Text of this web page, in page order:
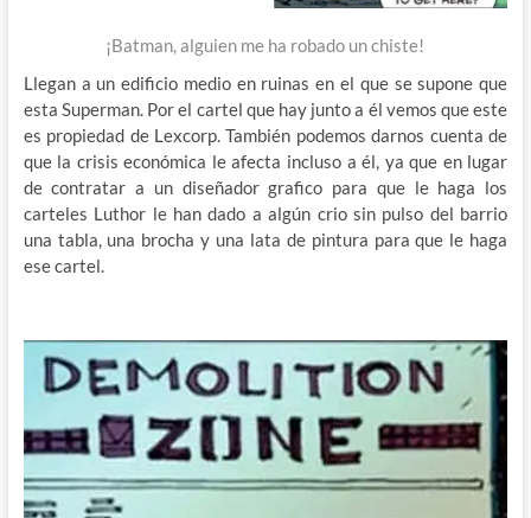
¡Batman, alguien me ha robado un chiste!
Llegan a un edificio medio en ruinas en el que se supone que
esta Superman. Por el cartel que hay junto a él vemos que este
es propiedad de Lexcorp. También podemos darnos cuenta de
que la crisis económica le afecta incluso a él, ya que en lugar
de contratar a un diseñador grafico para que le haga los
carteles Luthor le han dado a algún crio sin pulso del barrio
una tabla, una brocha y una lata de pintura para que le haga
ese cartel.